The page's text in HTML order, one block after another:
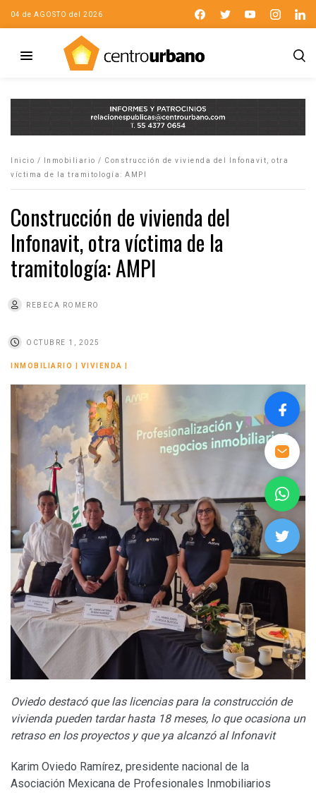
04 de AGOSTO del 2026
Inicio / Inmobiliario / Construcción de vivienda del Infonavit, otra
víctima de la tramitología: AMPI
Construcción de vivienda del
Infonavit, otra víctima de la
tramitología: AMPI
REBECA ROMERO
OCTUBRE 1, 2025
INMOBILIARIO VIVIENDA
Oviedo destacó que las licencias para la construcción de
vivienda pueden tardar hasta 18 meses, lo que ocasiona un
retraso en los proyectos y que ya alcanzó al Infonavit
Karim Oviedo Ramírez, presidente nacional de la
Asociación Mexicana de Profesionales Inmobiliarios